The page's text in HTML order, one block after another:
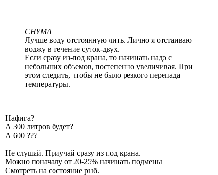
CHYMA
Лучше воду отстоянную лить. Лично я отстаиваю
воджу в течение суток-двух.
Если сразу из-под крана, то начинать надо с
небольших объемов, постепенно увеличивая. При
этом следить, чтобы не было резкого перепада
температуры.
Нафига?
А 300 литров будет?
А 600 ???
Не слушай. Приучай сразу из под крана.
Можно поначалу от 20-25% начинать подмены.
Смотреть на состояние рыб.